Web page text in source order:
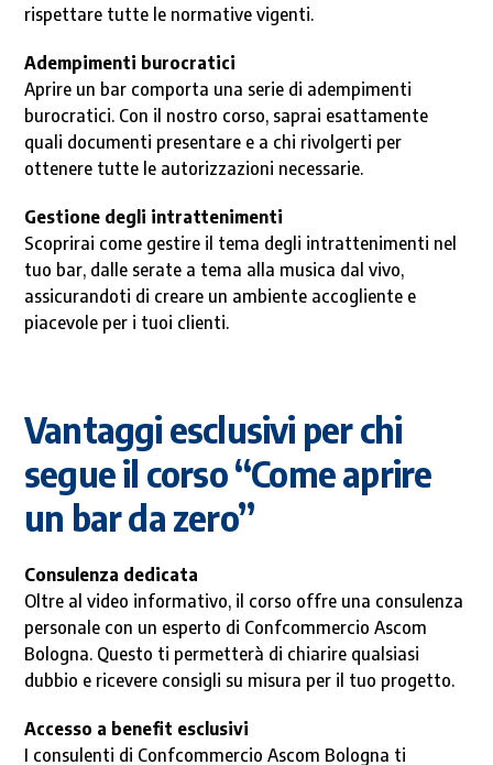
rispettare tutte le normative vigenti.
Adempimenti burocratici
Aprire un bar comporta una serie di adempimenti
burocratici. Con il nostro corso, saprai esattamente
quali documenti presentare e a chi rivolgerti per
ottenere tutte le autorizzazioni necessarie.
Gestione degli intrattenimenti
Scoprirai come gestire il tema degli intrattenimenti nel
tuo bar, dalle serate a tema alla musica dal vivo,
assicurandoti di creare un ambiente accogliente e
piacevole per i tuoi clienti.
Vantaggi esclusivi per chi
segue il corso “Come aprire
un bar da zero”
Consulenza dedicata
Oltre al video informativo, il corso offre una consulenza
personale con un esperto di Confcommercio Ascom
Bologna. Questo ti permetterà di chiarire qualsiasi
dubbio e ricevere consigli su misura per il tuo progetto.
Accesso a benefit esclusivi
I consulenti di Confcommercio Ascom Bologna ti